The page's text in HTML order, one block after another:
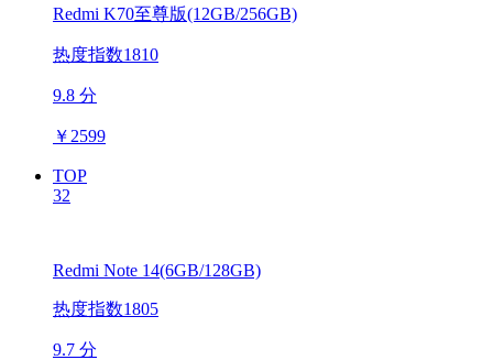
Redmi K70至尊版(12GB/256GB)
热度指数1810
9.8 分
￥ 2599
TOP
32
Redmi Note 14(6GB/128GB)
热度指数1805
9.7 分